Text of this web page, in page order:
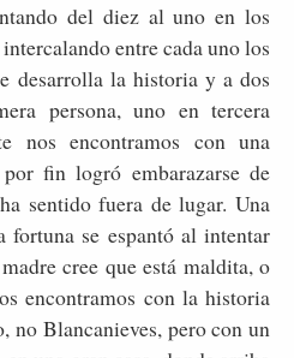
del diez al uno en los
entre cada uno los
desarrolla la historia y a dos
persona, uno en tercera
nos encontramos con una
fin logró embarazarse de
sentido fuera de lugar. Una
se espantó al intentar
cree que está maldita, o
encontramos con la historia
no Blancanieves, pero con un